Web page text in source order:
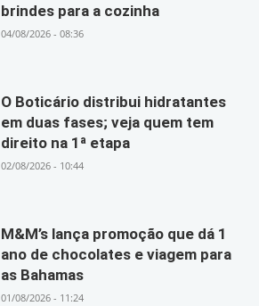
brindes para a cozinha
04/08/2026 - 08:36
O Boticário distribui hidratantes
em duas fases; veja quem tem
direito na 1ª etapa
02/08/2026 - 10:44
M&M’s lança promoção que dá 1
ano de chocolates e viagem para
as Bahamas
01/08/2026 - 11:24